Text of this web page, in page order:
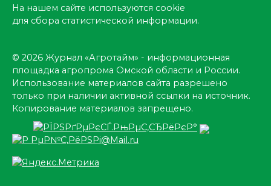
На нашем сайте используются cookie
для сбора статистической информации.
© 2026 Журнал «Агротайм» - информационная
площадка агропрома Омской области и России.
Использование материалов сайта разрешено
только при наличии активной ссылки на источник.
Копирование материалов запрещено.